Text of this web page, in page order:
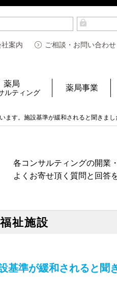
社案内 ご相談・お問い合わせ
薬局
ルティング
薬局事業
ます。施設基準が緩和されると聞きまし
各コンサルティングの開業
よくお寄せ頂く質問と回答
祉施設
準が緩和されると聞